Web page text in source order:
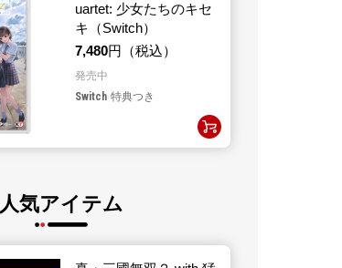
uartet: 少女たちのキセ
キ（Switch）
7,480円（税込）
発売中
Switch 特典つき
人気アイテム